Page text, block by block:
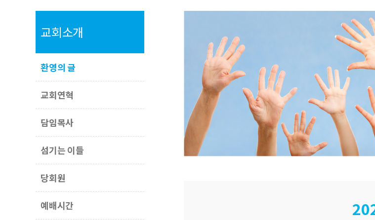
교회소개
환영의 글
교회연혁
담임목사
섬기는 이들
당회원
예배시간